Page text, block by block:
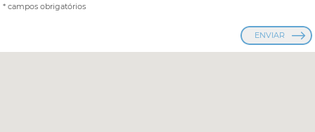
* campos obrigatórios
ENVIAR